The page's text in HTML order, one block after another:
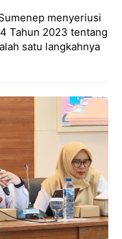
menyeriusi
Tahun 2023 tentang
satu langkahnya